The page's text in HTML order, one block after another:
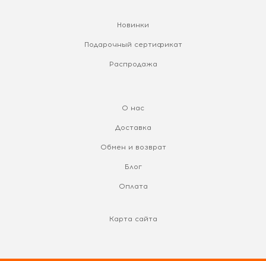
Новинки
Подарочный сертификат
Распродажа
О нас
Доставка
Обмен и возврат
Блог
Оплата
Карта сайта